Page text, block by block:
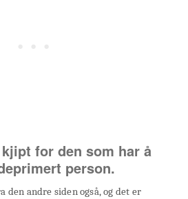
for den som har å
person.
den andre siden også, og det er